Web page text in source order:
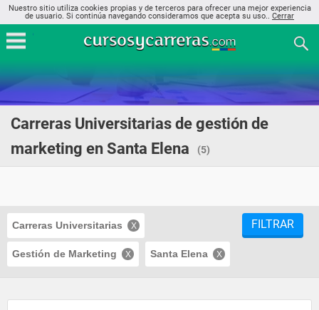
Nuestro sitio utiliza cookies propias y de terceros para ofrecer una mejor experiencia
de usuario. Si continúa navegando consideramos que acepta su uso.. Cerrar
Carreras Universitarias de gestión de
marketing en Santa Elena
(5)
Carreras Universitarias
Gestión de Marketing Santa Elena
FILTRAR